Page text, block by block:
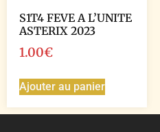
S1T4 FEVE A L’UNITE
ASTERIX 2023
1.00€
Ajouter au panier